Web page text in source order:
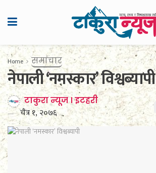
Home समाचार
नेपाली ‘नमस्कार’ विश्वब्यापी
टाकुरा न्यूज । इटहरी
चैत्र १, २०७६